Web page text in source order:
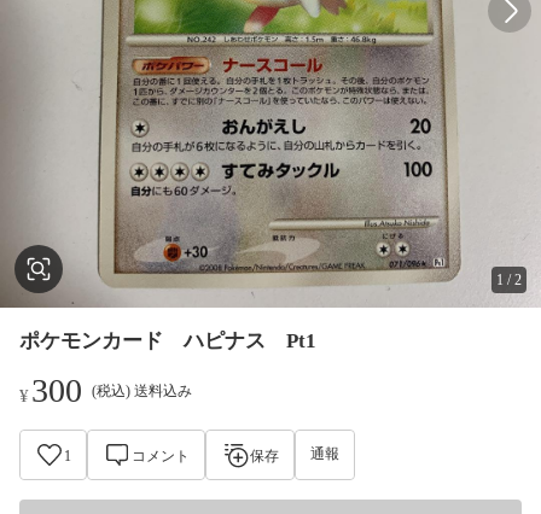
1 /2
ポケモンカード ハピナス Pt1
¥300 (税込) 送料込み
1 コメント 保存 通報